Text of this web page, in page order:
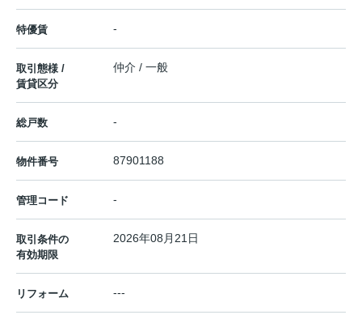
特優賃 -
取引態様 /
賃貸区分
仲介 / 一般
総戸数 -
物件番号 87901188
管理コード -
取引条件の
有効期限
2026年08月21日
リフォーム ---